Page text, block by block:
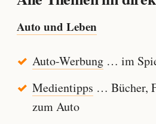
Auto und Leben
Auto-Werbung… im
Medientipps … Bücher,
zum Auto